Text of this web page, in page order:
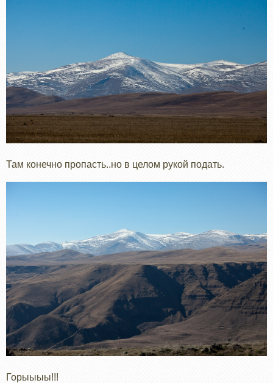
Там конечно пропасть..но в целом рукой подать.
Горыыыы!!!